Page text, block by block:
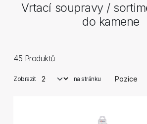
Vrtací soupravy /
do kamene
45 Produktů
Zobrazit na stránku